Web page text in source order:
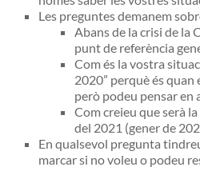
Les preguntes demanem
Abans de la crisi de la
punt de referència
Com és la vostra
2020” perquè és quan
però podeu pensar en
Com creieu que serà
del 2021 (gener de
En qualsevol pregunta
marcar si no voleu o podeu